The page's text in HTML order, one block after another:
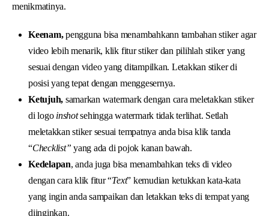
menikmatinya.
Keenam,pengguna bisa menambahkann tambahan stiker agar
video lebih menarik, klik fitur stiker dan pilihlah stiker yang
sesuai dengan video yang ditampilkan. Letakkan stiker di
posisi yang tepat dengan menggesernya.
Ketujuh, samarkan watermark dengan cara meletakkan stiker
di logo inshotsehingga watermark tidak terlihat. Setlah
meletakkan stiker sesuai tempatnya anda bisa klik tanda
“Checklist” yang ada di pojok kanan bawah.
Kedelapan, anda juga bisa menambahkan teks di video
dengan cara klik fitur “Text” kemudian ketukkan kata-kata
yang ingin anda sampaikan dan letakkan teks di tempat yang
diinginkan.